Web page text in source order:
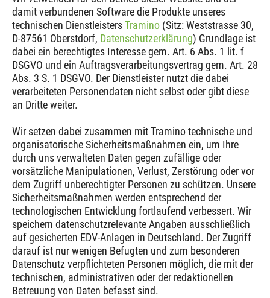
damit verbundenen Software die Produkte unseres
technischen DienstleistersTramino (Sitz: Weststrasse 30,
D-87561 Oberstdorf, Datenschutzerklärung) Grundlage ist
dabei ein berechtigtes Interesse gem. Art. 6 Abs. 1 lit. f
DSGVO und ein Auftragsverarbeitungsvertrag gem. Art. 28
Abs. 3 S. 1 DSGVO. Der Dienstleister nutzt die dabei
verarbeiteten Personendaten nicht selbst oder gibt diese
an Dritte weiter.
Wir setzen dabei zusammen mit Tramino technische und
organisatorische Sicherheitsmaßnahmen ein, um Ihre
durch uns verwalteten Daten gegen zufällige oder
vorsätzliche Manipulationen, Verlust, Zerstörung oder vor
dem Zugriff unberechtigter Personen zu schützen. Unsere
Sicherheitsmaßnahmen werden entsprechend der
technologischen Entwicklung fortlaufend verbessert. Wir
speichern datenschutzrelevante Angaben ausschließlich
auf gesicherten EDV-Anlagen in Deutschland. Der Zugriff
darauf ist nur wenigen Befugten und zum besonderen
Datenschutz verpflichteten Personen möglich, die mit der
technischen, administrativen oder der redaktionellen
Betreuung von Daten befasst sind.